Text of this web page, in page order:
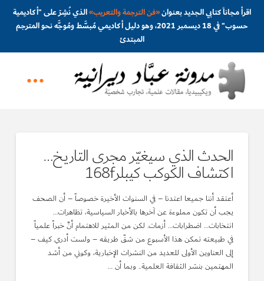
اقرأ مجاناً كتابي الجديد بعنوان«فن الترجمة والتعريب»الذي نُشِرَ على "أكاديمية
حسوب" في 18 ديسمبر 2021، وهو دليل أكاديمي مُبسَّط ومُوجَّه نحو المترجم
المبتدئ
الحدث الذي سيغيّر مجرى التاريخ…
اكتشاف الكوكب كيبلر168f
أعتقد أننا جميعا اعتدنا – في السنوات الأخيرة خصوصاً – أن الصحف
يجب أن تكون مملوءة عن آخرها بالأخبار السياسية، تظاهرات…
انتخابات… اضطرابات… أزمات. لكن من المثير للاهتمام أنَّ خبراً علمياً
في طبيعته تمكن هذا الأسبوع من شقّ طريقه – ولست أدري كيف –
إلى العناوين الأولى للعديد من النشرات الإخبارية، وكوني من أشد
المهتمين بنشر الثقافة العلمية.. وبما أن …